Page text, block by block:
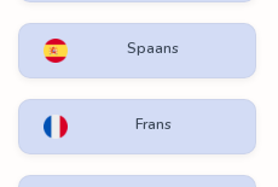
Spaans
Frans